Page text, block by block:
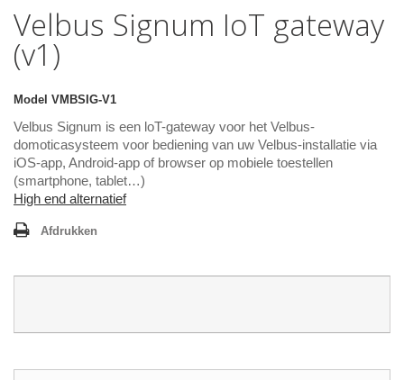
Velbus Signum IoT gateway
(v1)
Model VMBSIG-V1
Velbus Signum is een loT-gateway voor het Velbus-
domoticasysteem voor bediening van uw Velbus-installatie via
iOS-app, Android-app of browser op mobiele toestellen
(smartphone, tablet…)
High end alternatief
Afdrukken